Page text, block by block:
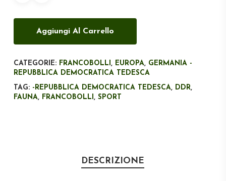
Aggiungi Al Carrello
CATEGORIE: FRANCOBOLLI , EUROPA, GERMANIA -
REPUBBLICA DEMOCRATICA TEDESCA
TAG: -REPUBBLICA DEMOCRATICA TEDESCA, DDR,
FAUNA, FRANCOBOLLI , SPORT
DESCRIZIONE